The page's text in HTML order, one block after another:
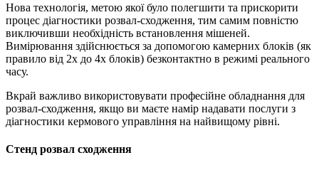
Нова технологія, метою якої було полегшити та прискорити
процес діагностики розвал-сходження, тим самим повністю
виключивши необхідність встановлення мішеней.
Вимірювання здійснюється за допомогою камерних блоків (як
правило від 2х до 4х блоків) безконтактно в режимі реального
часу.
Вкрай важливо використовувати професійне обладнання для
розвал-сходження, якщо ви маєте намір надавати послуги з
діагностики кермового управління на найвищому рівні.
Стенд розвал сходження